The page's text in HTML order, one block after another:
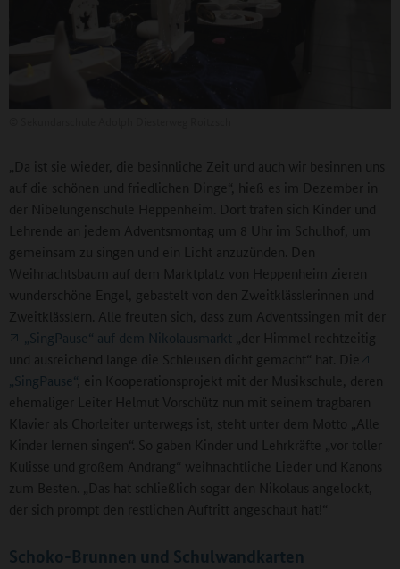
„Da ist sie wieder, die besinnliche Zeit und auch wir besinnen uns
auf die schönen und friedlichen Dinge“, hieß es im Dezember in
der Nibelungenschule Heppenheim. Dort trafen sich Kinder und
Lehrende an jedem Adventsmontag um 8 Uhr im Schulhof, um
gemeinsam zu singen und ein Licht anzuzünden. Den
Weihnachtsbaum auf dem Marktplatz von Heppenheim zieren
wunderschöne Engel, gebastelt von den Zweitklässlerinnen und
Zweitklässlern. Alle freuten sich, dass zum Adventssingen mit der
„SingPause“ auf dem Nikolausmarkt „der Himmel rechtzeitig
und ausreichend lange die Schleusen dicht gemacht“ hat. Die
„SingPause“, ein Kooperationsprojekt mit der Musikschule, deren
ehemaliger Leiter Helmut Vorschütz nun mit seinem tragbaren
Klavier als Chorleiter unterwegs ist, steht unter dem Motto „Alle
Kinder lernen singen“. So gaben Kinder und Lehrkräfte „vor toller
Kulisse und großem Andrang“ weihnachtliche Lieder und Kanons
zum Besten. „Das hat schließlich sogar den Nikolaus angelockt,
der sich prompt den restlichen Auftritt angeschaut hat!“
Schoko-Brunnen und Schulwandkarten